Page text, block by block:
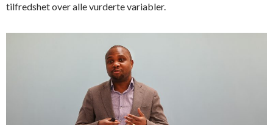
tilfredshet over alle vurderte variabler.